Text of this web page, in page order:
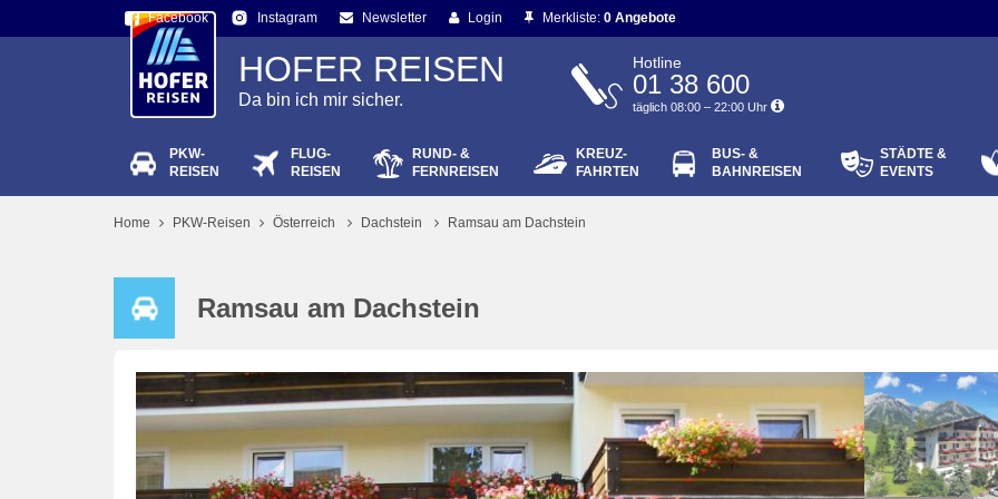
Facebook Instagram Newsletter Login
Passwort vergessen?
Merkliste: 0 Angebote
HOFER REISEN
Da bin ich mir sicher.
Hotline
01 38 600
täglich 08:00 – 22:00 Uhr
PKW-
REISEN
FLUG-
REISEN
RUND- &
FERNREISEN
KREUZ-
FAHRTEN
BUS- &
BAHNREISEN
STÄDTE &
EVENTS
Home PKW-Reisen Österreich Dachstein Ramsau am Dachstein
Ramsau am Dachstein